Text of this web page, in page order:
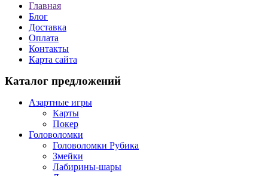
Главная
Блог
Доставка
Оплата
Контакты
Карта сайта
Каталог предложений
Азартные игры
Карты
Покер
Головоломки
Головоломки Рубика
Змейки
Лабирины-шары